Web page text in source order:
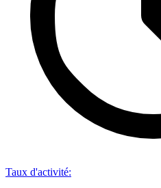
Taux d'activité: